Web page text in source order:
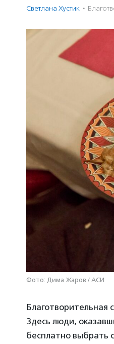
Светлана Хустик ·
Фото: Дима Жаров / АСИ
Благотворительная
Здесь люди,
бесплатно выбрать